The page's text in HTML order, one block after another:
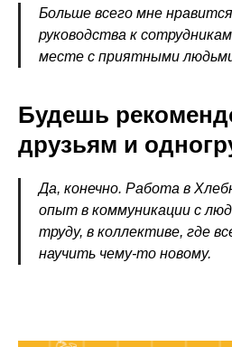
Больше всего мне
руководства к
месте с приятными
Будешь
друзьям и
Да, конечно. Работа в
опыт в коммуникации с
труду, в коллективе, где
научить чему-то новому.